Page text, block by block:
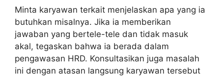
Minta karyawan terkait menjelaskan apa yang ia
butuhkan misalnya. Jika ia memberikan
jawaban yang bertele-tele dan tidak masuk
akal, tegaskan bahwa ia berada dalam
pengawasan HRD. Konsultasikan juga masalah
ini dengan atasan langsung karyawan tersebut